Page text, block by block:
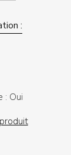
:
: Oui